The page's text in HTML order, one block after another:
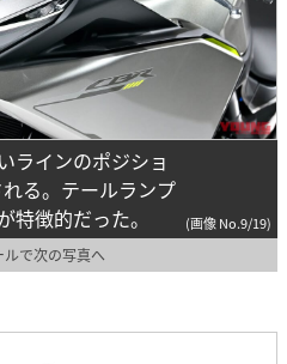
ラインのポジショ
る。テールランプ
特徴的だった。
(画像 No.9/19)
ルで次の写真へ